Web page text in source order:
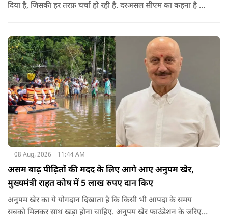
दिया है, जिसकी हर तरफ़ चर्चा हो रही है. दरअसल सीएम का कहना है कि
08 Aug, 2026 11:44 AM
असम बाढ़ पीढ़ितों की मदद के लिए आगे आए अनुपम खेर,
मुख्यमंत्री राहत कोष में 5 लाख रुपए दान किए
अनुपम खेर का ये योगदान दिखाता है कि किसी भी आपदा के समय
सबको मिलकर साथ खड़ा होना चाहिए. अनुपम खेर फाउंडेशन के जरिए